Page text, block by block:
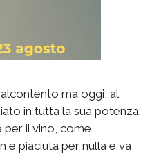
ma oggi, al
in tutta la sua potenza:
per il vino, come
è piaciuta per nulla e va